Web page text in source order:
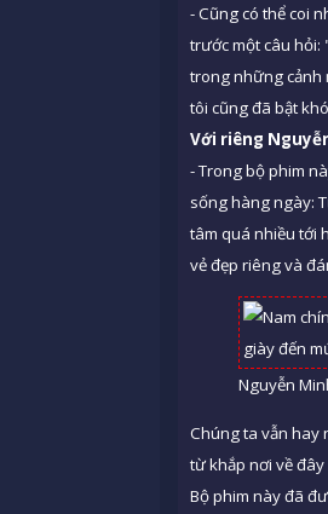
- Cũng có thể coi
trước một câu hỏi:
trong những cảnh
tôi cũng đã bật
Với riêng
- Trong bộ phim
sống hàng ngày:
tâm quá nhiều tới
vẻ đẹp riêng và
Nguyễn
Chúng ta vẫn hay
từ khắp nơi về
Bộ phim này đã